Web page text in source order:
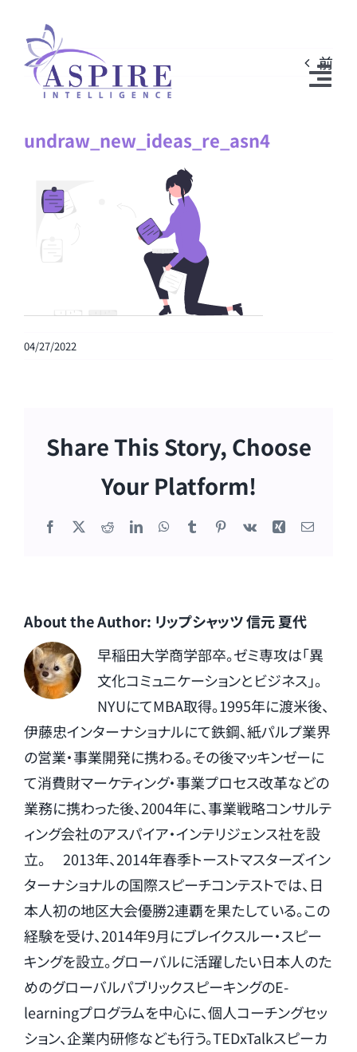
content
弊社について
Breakthrough Speaking™
前
undraw_new_ideas_re_asn4
04/27/2022
Share This Story, Choose
Your Platform!
Facebook
X RedditLinkedInWhatsApp
TumblrPinterest
Vk Xing 電
About the Author: リップシャッツ 信元 夏代
早稲田大学商学部卒。ゼミ専攻は「異
文化コミュニケーションとビジネス」。
NYUにてMBA取得。1995年に渡米後、
伊藤忠インターナショナルにて鉄鋼、紙パルプ業界
の営業・事業開発に携わる。その後マッキンゼーに
て消費財マーケティング・事業プロセス改革などの
業務に携わった後、2004年に、事業戦略コンサルテ
ィング会社のアスパイア・インテリジェンス社を設
立。 2013年、2014年春季トーストマスターズイン
ターナショナルの国際スピーチコンテストでは、日
本人初の地区大会優勝2連覇を果たしている。この
経験を受け、2014年9月にブレイクスルー・スピー
キングを設立。グローバルに活躍したい日本人のた
めのグローバルパブリックスピーキングのE-
learningプログラムを中心に、個人コーチングセッ
ション、企業内研修なども行う。TEDxTalkスピーカ